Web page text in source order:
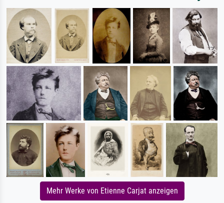
Mehr Werke von Etienne Carjat anzeigen